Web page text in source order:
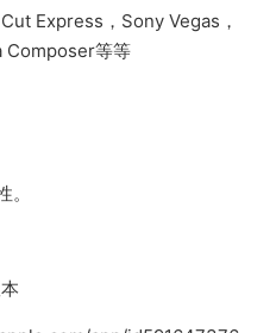
Express，Sony Vegas，
Composer等等